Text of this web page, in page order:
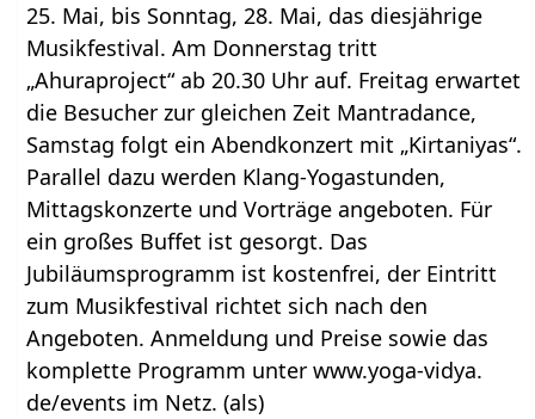
25. Mai, bis Sonntag, 28. Mai, das diesjährige
Musikfestival. Am Donnerstag tritt
„Ahuraproject“ ab 20.30 Uhr auf. Freitag erwartet
die Besucher zur gleichen Zeit Mantradance,
Samstag folgt ein Abendkonzert mit „Kirtaniyas“.
Parallel dazu werden Klang-Yogastunden,
Mittagskonzerte und Vorträge angeboten. Für
ein großes Buffet ist gesorgt. Das
Jubiläumsprogramm ist kostenfrei, der Eintritt
zum Musikfestival richtet sich nach den
Angeboten. Anmeldung und Preise sowie das
komplette Programm unter www.yoga-vidya.
de/events im Netz. (als)